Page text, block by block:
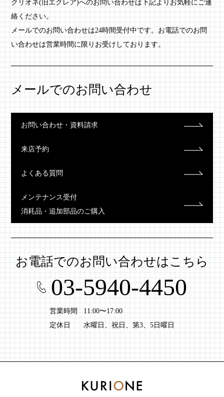
クリオネ(旧エクレア)へのお問い合わせは下記よりお気軽にご連
絡ください。
メールでのお問い合わせは24時間受付中です。お電話でのお問
い合わせは営業時間に限りお受けしております。
メールでのお問い合わせ
お問い合わせ・資料請求
来店予約
よくある質問
メンテナンス受付
消耗品・追加部品のご購入
お電話でのお問い合わせはこちら
03-5940-4450
営業時間
11:00〜17:00
定休日
水曜日、祝日、第3、5日曜日